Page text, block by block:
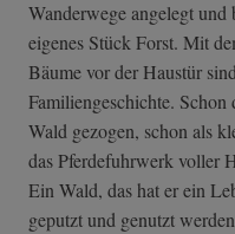
Wanderwege angelegt
eigenes Stück Forst. Mit
Bäume vor der Haustür
Familiengeschichte. Schon
Wald gezogen, schon als
das Pferdefuhrwerk voller
Ein Wald, das hat er ein
geputzt und genutzt